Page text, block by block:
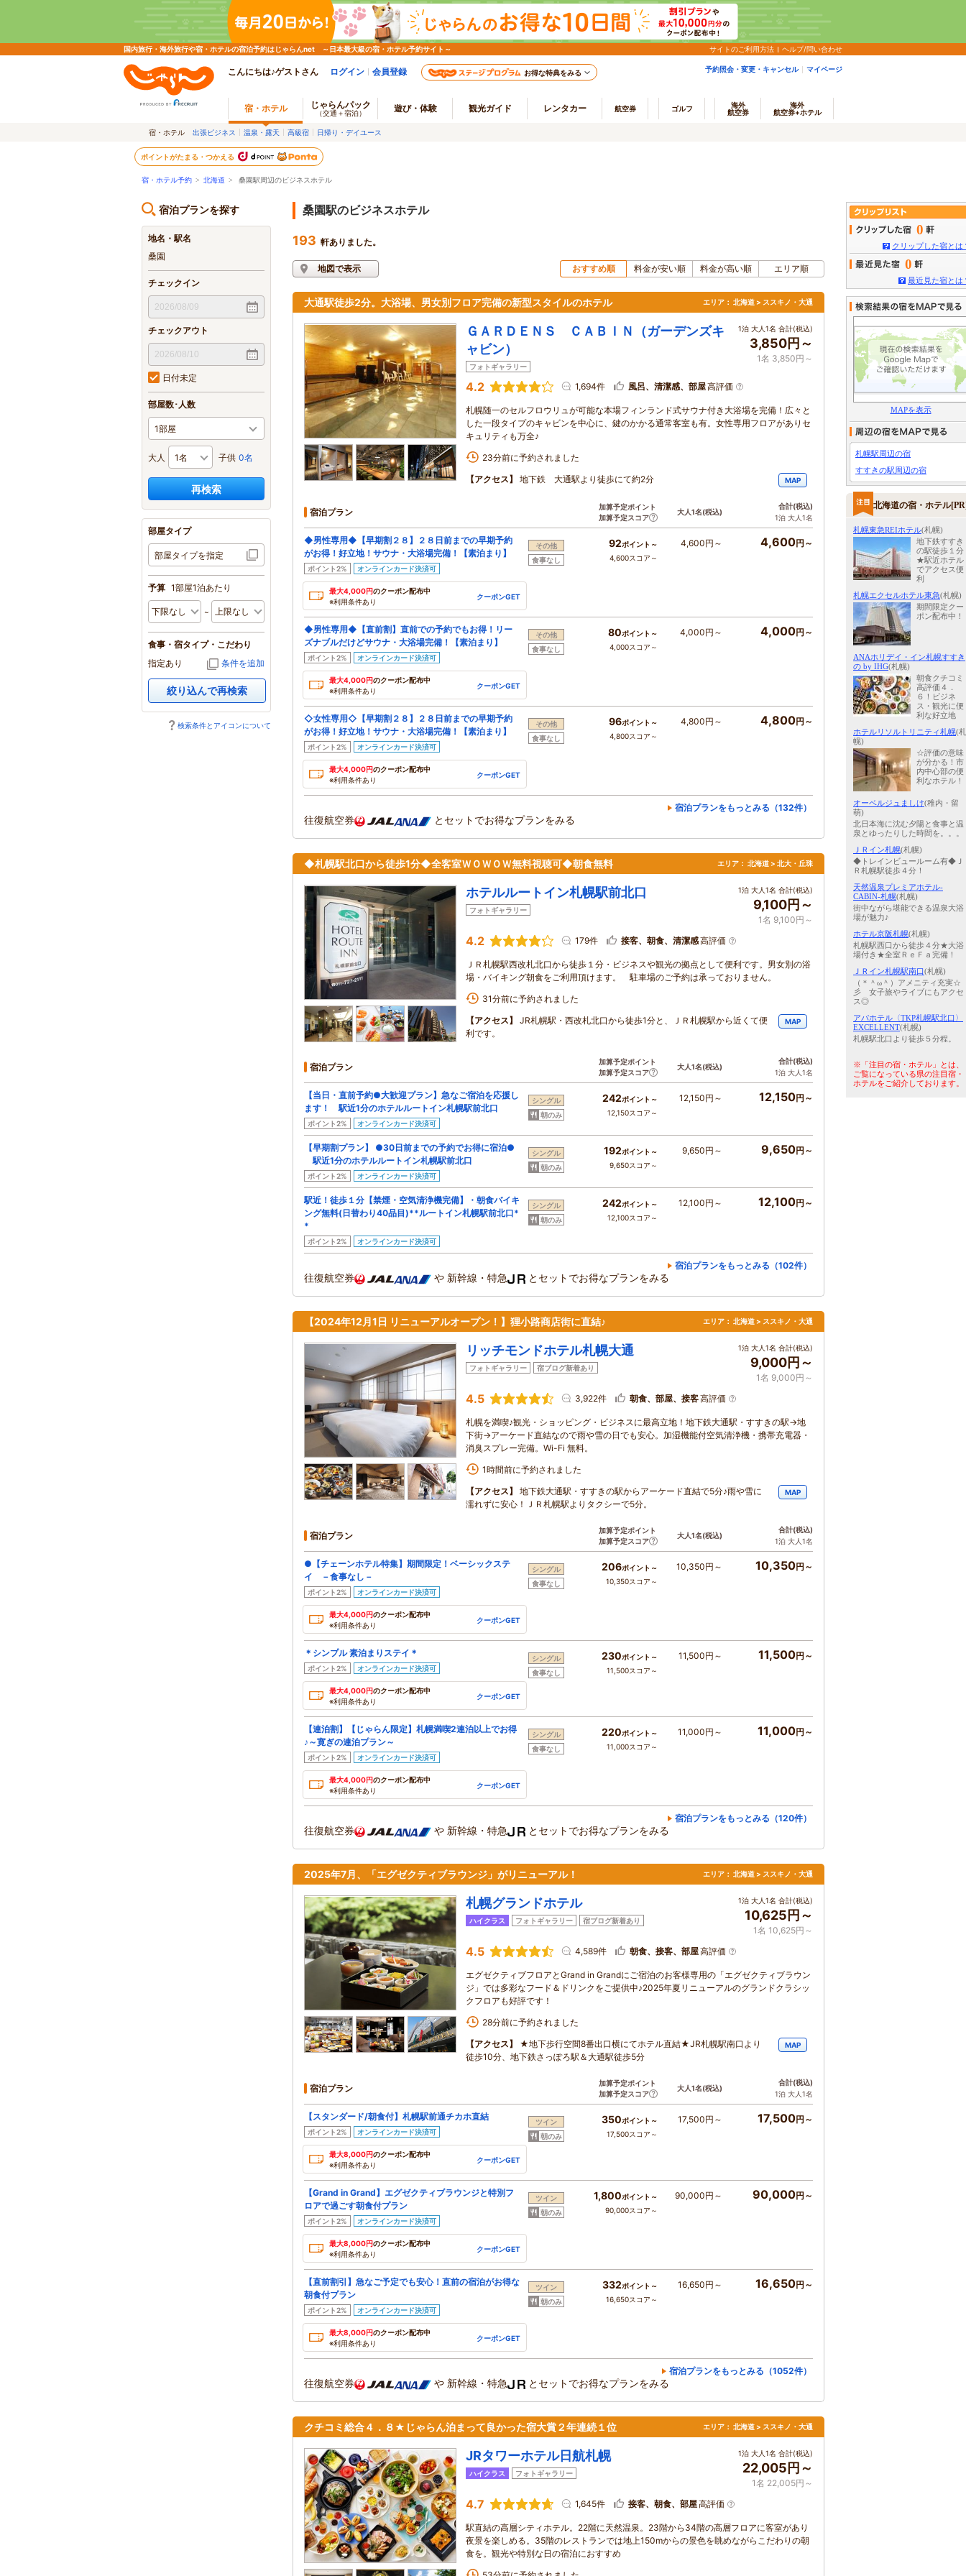
国内旅行・海外旅行や宿・ホテルの宿泊予約はじゃらんnet ～日本最大級の宿・ホテル予約サイト～ サイトのご利用方法 ヘルプ/問い合わせ
こんにちは♪ゲストさん ログイン 会員登録 お得な特典をみる 予約照会・変更・キャンセル マイページ
宿・ホテル じゃらんパック
（交通＋宿泊） 遊び・体験 観光ガイド レンタカー 航空券 ゴルフ
海外
航空券
海外
航空券+ホテル
宿・ホテル 出張ビジネス 温泉・露天 高級宿 日帰り・デイユース
ポイントがたまる・つかえる
宿・ホテル予約 > 北海道 > 桑園駅周辺のビジネスホテル
宿泊プランを探す
地名・駅名
桑園
チェックイン
チェックアウト
日付未定
部屋数･人数
大人 子供 0名
再検索
部屋タイプ
部屋タイプを指定
予算 1部屋1泊あたり
食事・宿タイプ・こだわり
指定あり
条件を追加
絞り込んで再検索
検索条件とアイコンについて
桑園駅のビジネスホテル
193 軒ありました。
地図で表示 おすすめ順 料金が安い順 料金が高い順 エリア順
大通駅徒歩2分。大浴場、男女別フロア完備の新型スタイルのホテル エリア： 北海道 > ススキノ・大通
ＧＡＲＤＥＮＳ ＣＡＢＩＮ（ガーデンズキ
ャビン）
フォトギャラリー
1泊 大人1名 合計(税込)
3,850円～
1名 3,850円～
4.2 1,694件 風呂、清潔感、部屋高評価
札幌随一のセルフロウリュが可能な本場フィンランド式サウナ付き大浴場を完備！広々と
した一段タイプのキャビンを中心に、鍵のかかる通常客室も有。女性専用フロアがありセ
キュリティも万全♪
23分前に予約されました
【アクセス】
地下鉄 大通駅より徒歩にて約2分 MAP
宿泊プラン
加算予定ポイント
加算予定スコア
大人1名(税込)
合計(税込)
1泊 大人1名
◆男性専用◆【早期割２８】２８日前までの早期予約
がお得！好立地！サウナ・大浴場完備！【素泊まり】
ポイント2% オンラインカード決済可
最大4,000円のクーポン配布中
※利用条件あり
クーポンGET
その他
食事なし
92ポイント～
4,600スコア～
4,600円～ 4,600円～
◆男性専用◆【直前割】直前での予約でもお得！リー
ズナブルだけどサウナ・大浴場完備！【素泊まり】
ポイント2% オンラインカード決済可
最大4,000円のクーポン配布中
※利用条件あり
クーポンGET
その他
食事なし
80ポイント～
4,000スコア～
4,000円～ 4,000円～
◇女性専用◇【早期割２８】２８日前までの早期予約
がお得！好立地！サウナ・大浴場完備！【素泊まり】
ポイント2% オンラインカード決済可
最大4,000円のクーポン配布中
※利用条件あり
クーポンGET
その他
食事なし
96ポイント～
4,800スコア～
4,800円～ 4,800円～
宿泊プランをもっとみる（132件）
往復航空券 とセットでお得なプランをみる
◆札幌駅北口から徒歩1分◆全客室ＷＯＷＯＷ無料視聴可◆朝食無料 エリア： 北海道 > 北大・丘珠
ホテルルートイン札幌駅前北口
フォトギャラリー
1泊 大人1名 合計(税込)
9,100円～
1名 9,100円～
4.2 179件 接客、朝食、清潔感高評価
ＪＲ札幌駅西改札北口から徒歩１分・ビジネスや観光の拠点として便利です。男女別の浴
場・バイキング朝食をご利用頂けます。 駐車場のご予約は承っておりません。
31分前に予約されました
【アクセス】
JR札幌駅・西改札北口から徒歩1分と、ＪＲ札幌駅から近くて便
利です。
MAP
宿泊プラン
加算予定ポイント
加算予定スコア
大人1名(税込)
合計(税込)
1泊 大人1名
【当日・直前予約●大歓迎プラン】急なご宿泊を応援し
ます！ 駅近1分のホテルルートイン札幌駅前北口
ポイント2% オンラインカード決済可
シングル
朝のみ
242ポイント～
12,150スコア～
12,150円～ 12,150円～
【早期割プラン】 ●30日前までの予約でお得に宿泊●
駅近1分のホテルルートイン札幌駅前北口
ポイント2% オンラインカード決済可
シングル
朝のみ
192ポイント～
9,650スコア～
9,650円～ 9,650円～
駅近！徒歩１分【禁煙・空気清浄機完備】・朝食バイキ
ング無料(日替わり40品目)**ルートイン札幌駅前北口*
*
ポイント2% オンラインカード決済可
シングル
朝のみ
242ポイント～
12,100スコア～
12,100円～ 12,100円～
宿泊プランをもっとみる（102件）
往復航空券 や 新幹線・特急 とセットでお得なプランをみる
【2024年12月1日 リニューアルオープン！】狸小路商店街に直結♪ エリア： 北海道 > ススキノ・大通
リッチモンドホテル札幌大通
フォトギャラリー 宿ブログ新着あり
1泊 大人1名 合計(税込)
9,000円～
1名 9,000円～
4.5 3,922件 朝食、部屋、接客高評価
札幌を満喫♪観光・ショッピング・ビジネスに最高立地！地下鉄大通駅・すすきの駅→地
下街→アーケード直結なので雨や雪の日でも安心。加湿機能付空気清浄機・携帯充電器・
消臭スプレー完備。Wi-Fi 無料。
1時間前に予約されました
【アクセス】
地下鉄大通駅・すすきの駅からアーケード直結で5分♪雨や雪に
濡れずに安心！ＪＲ札幌駅よりタクシーで5分。
MAP
宿泊プラン
加算予定ポイント
加算予定スコア
大人1名(税込)
合計(税込)
1泊 大人1名
●【チェーンホテル特集】期間限定！ベーシックステ
イ －食事なし－
ポイント2% オンラインカード決済可
最大4,000円のクーポン配布中
※利用条件あり
クーポンGET
シングル
食事なし
206ポイント～
10,350スコア～
10,350円～ 10,350円～
＊シンプル 素泊まりステイ＊
ポイント2% オンラインカード決済可
最大4,000円のクーポン配布中
※利用条件あり
クーポンGET
シングル
食事なし
230ポイント～
11,500スコア～
11,500円～ 11,500円～
【連泊割】【じゃらん限定】札幌満喫2連泊以上でお得
♪～寛ぎの連泊プラン～
ポイント2% オンラインカード決済可
最大4,000円のクーポン配布中
※利用条件あり
クーポンGET
シングル
食事なし
220ポイント～
11,000スコア～
11,000円～ 11,000円～
宿泊プランをもっとみる（120件）
往復航空券 や 新幹線・特急 とセットでお得なプランをみる
2025年7月、「エグゼクティブラウンジ」がリニューアル！ エリア： 北海道 > ススキノ・大通
札幌グランドホテル
ハイクラス フォトギャラリー 宿ブログ新着あり
1泊 大人1名 合計(税込)
10,625円～
1名 10,625円～
4.5 4,589件 朝食、接客、部屋高評価
エグゼクティブフロアとGrand in Grandにご宿泊のお客様専用の「エグゼクティブラウン
ジ」では多彩なフード＆ドリンクをご提供中♪2025年夏リニューアルのグランドクラシッ
クフロアも好評です！
28分前に予約されました
【アクセス】
★地下歩行空間8番出口横にてホテル直結★JR札幌駅南口より
徒歩10分、地下鉄さっぽろ駅＆大通駅徒歩5分
MAP
宿泊プラン
加算予定ポイント
加算予定スコア
大人1名(税込)
合計(税込)
1泊 大人1名
【スタンダード/朝食付】札幌駅前通チカホ直結
ポイント2% オンラインカード決済可
最大8,000円のクーポン配布中
※利用条件あり
クーポンGET
ツイン
朝のみ
350ポイント～
17,500スコア～
17,500円～ 17,500円～
【Grand in Grand】エグゼクティブラウンジと特別フ
ロアで過ごす朝食付プラン
ポイント2% オンラインカード決済可
最大8,000円のクーポン配布中
※利用条件あり
クーポンGET
ツイン
朝のみ
1,800ポイント～
90,000スコア～
90,000円～ 90,000円～
【直前割引】急なご予定でも安心！直前の宿泊がお得な
朝食付プラン
ポイント2% オンラインカード決済可
最大8,000円のクーポン配布中
※利用条件あり
クーポンGET
ツイン
朝のみ
332ポイント～
16,650スコア～
16,650円～ 16,650円～
宿泊プランをもっとみる（1052件）
往復航空券 や 新幹線・特急 とセットでお得なプランをみる
クチコミ総合４．８★じゃらん泊まって良かった宿大賞２年連続１位 エリア： 北海道 > ススキノ・大通
JRタワーホテル日航札幌
ハイクラス フォトギャラリー
1泊 大人1名 合計(税込)
22,005円～
1名 22,005円～
4.7 1,645件 接客、朝食、部屋高評価
駅直結の高層シティホテル。22階に天然温泉。23階から34階の高層フロアに客室があり
夜景を楽しめる。35階のレストランでは地上150mからの景色を眺めながらこだわりの朝
食を。観光や特別な日の宿泊におすすめ
0
クリップした宿とは
0
最近見た宿とは
MAPを表示
札幌駅周辺の宿
すすきの駅周辺の宿
北海道の宿・ホテル
札幌東急REIホテル(札幌)
地下鉄すすき
の駅徒歩１分
★駅近ホテル
でアクセス便
利
札幌エクセルホテル東急(札幌)
期間限定クー
ポン配布中！
ANAホリデイ・イン札幌すすき
の by IHG(札幌)
朝食クチコミ
高評価４．
６！ビジネ
ス・観光に便
利な好立地
ホテルリソルトリニティ札幌(札
幌)
☆評価の意味
が分かる！市
内中心部の便
利なホテル！
オーベルジュましけ(稚内・留
萌)
北日本海に沈む夕陽と食事と温
泉とゆったりした時間を。。。
ＪＲイン札幌(札幌)
◆トレインビュールーム有◆Ｊ
Ｒ札幌駅徒歩４分！
天然温泉プレミアホテル-
CABIN-札幌(札幌)
街中ながら堪能できる温泉大浴
場が魅力♪
ホテル京阪札幌(札幌)
札幌駅西口から徒歩４分★大浴
場付き★全室ＲｅＦａ完備！
ＪＲイン札幌駅南口(札幌)
（＊＾ω＾）アメニティ充実☆
彡 女子旅やライブにもアクセ
ス◎
アパホテル〈TKP札幌駅北口〉
EXCELLENT(札幌)
札幌駅北口より徒歩５分程。
※「注目の宿・ホテル」とは、
ご覧になっている県の注目宿・
ホテルをご紹介しております。